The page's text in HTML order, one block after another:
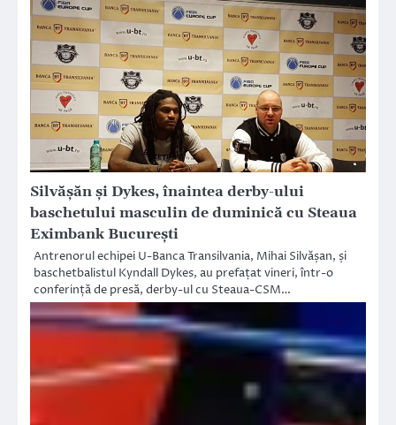
Silvășăn și Dykes, înaintea derby-ului
baschetului masculin de duminică cu Steaua
Eximbank București
Antrenorul echipei U-Banca Transilvania, Mihai Silvășan, și
baschetbalistul Kyndall Dykes, au prefațat vineri, într-o
conferință de presă, derby-ul cu Steaua-CSM…